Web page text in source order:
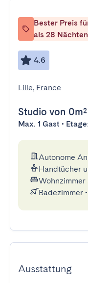
Bester Preis
als 28 Nächten
4.6
Lille, France
Studio von 0m²
Max. 1 Gast •
Autonome
Handtücher
Wohnzimmer
Badezimmer •
Ausstattung